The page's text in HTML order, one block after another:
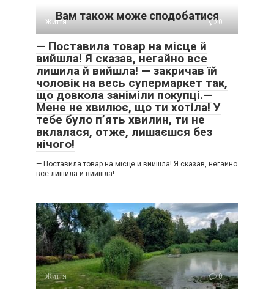
Вам також може сподобатися
Життя 0
— Поставила товар на місце й
вийшла! Я сказав, негайно все
лишила й вийшла! — закричав їй
чоловік на весь супермаркет так,
що довкола заніміли покупці.—
Мене не хвилює, що ти хотіла! У
тебе було п’ять хвилин, ти не
вклалася, отже, лишаєшся без
нічого!
— Поставила товар на місце й вийшла! Я сказав, негайно
все лишила й вийшла!
Життя 0